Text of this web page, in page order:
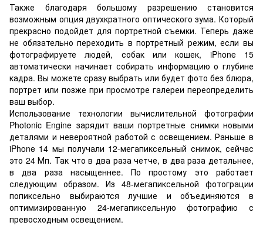
Также благодаря большому разрешению становится
возможным опция двухкратного оптического зума. Который
прекрасно подойдет для портретной съемки. Теперь даже
не обязательно переходить в портретный режим, если вы
фотографируете людей, собак или кошек, iPhone 15
автоматически начинает собирать информацию о глубине
кадра. Вы можете сразу выбрать или будет фото без блюра,
портрет или позже при просмотре галереи переопределить
ваш выбор.
Использование технологии вычислительной фотографии
Photonic Engine зарядит ваши портретные снимки новыми
деталями и невероятной работой с освещением. Раньше в
iPhone 14 мы получали 12-мегапиксельный снимок, сейчас
это 24 Мп. Так что в два раза четче, в два раза детальнее,
в два раза насыщеннее. По простому это работает
следующим образом. Из 48-мегапиксельной фотограции
попиксельно выбираются лучшие и объединяются в
оптимизированную 24-мегапиксельную фотографию с
превосходным освещением.